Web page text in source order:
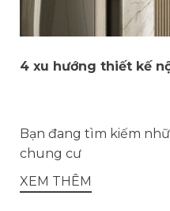
4 xu hướng thiết kế
Bạn đang tìm kiếm
chung cư
XEM THÊM